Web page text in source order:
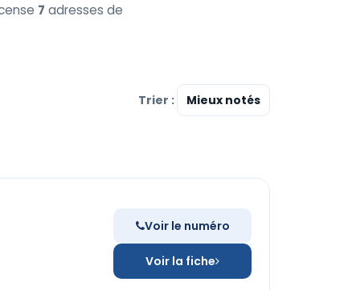
7 adresses de
Trier :
Voir le numéro
Voir la fiche